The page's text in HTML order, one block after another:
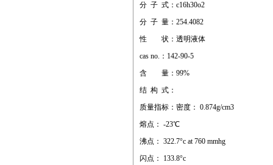
分 子 式：c16h30o2
分 子 量：254.4082
性 状：透明液体
cas no.：142-90-5
含 量：99%
结 构 式：
质量指标：密度： 0.874g/cm3
熔点： -23℃
沸点： 322.7°c at 760 mmhg
闪点： 133.8°c